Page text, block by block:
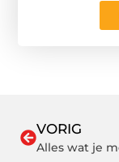
VORIG